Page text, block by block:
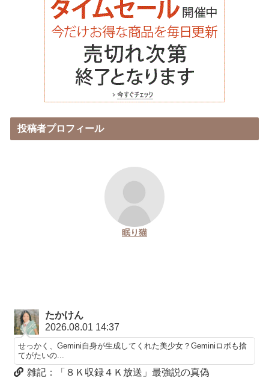
投稿者プロフィール
眠り猫
たかけん
2026.08.01 14:37
せっかく、Gemini自身が生成してくれた美少女？Geminiロボも捨
てがたいの...
雑記：「８Ｋ収録４Ｋ放送」最強説の真偽